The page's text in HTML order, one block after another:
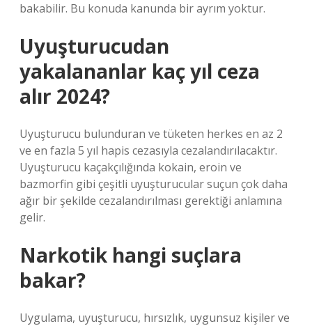
bakabilir. Bu konuda kanunda bir ayrım yoktur.
Uyuşturucudan
yakalananlar kaç yıl ceza
alır 2024?
Uyuşturucu bulunduran ve tüketen herkes en az 2
ve en fazla 5 yıl hapis cezasıyla cezalandırılacaktır.
Uyuşturucu kaçakçılığında kokain, eroin ve
bazmorfin gibi çeşitli uyuşturucular suçun çok daha
ağır bir şekilde cezalandırılması gerektiği anlamına
gelir.
Narkotik hangi suçlara
bakar?
Uygulama, uyuşturucu, hırsızlık, uygunsuz kişiler ve